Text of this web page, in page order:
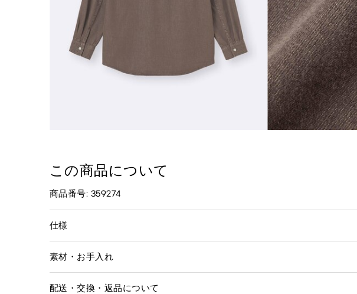
この商品について
商品番号: 359274
仕様
素材・お手入れ
配送・交換・返品について